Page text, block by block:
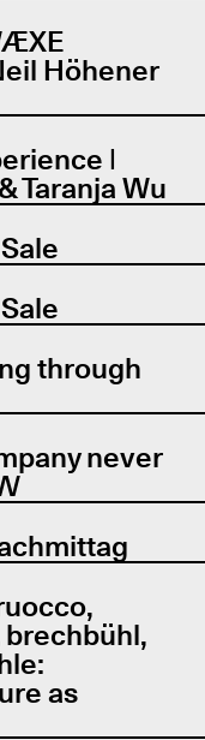
Höhener
|
Taranja Wu
through
never
brechbühl,
as